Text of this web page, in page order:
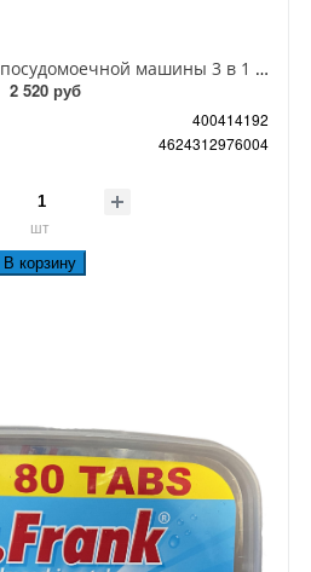
Dr.Frank Таблетки для посудомоечной машины 3 в 1 40 шт
2 520 руб
400414192
4624312976004
шт
В корзину